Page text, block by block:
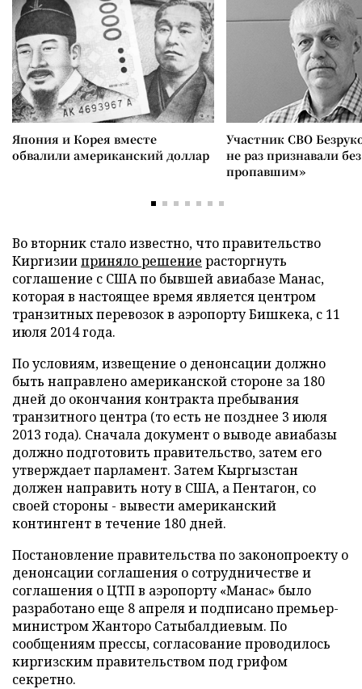
Япония и Корея вместе
обвалили американский доллар
Участник СВО
не раз признавали
пропавшим»
Во вторник стало известно, что правительство
Киргизииприняло решение расторгнуть
соглашение с США по бывшей авиабазе Манас,
которая в настоящее время является центром
транзитных перевозок в аэропорту Бишкека, с 11
июля 2014 года.
По условиям, извещение о денонсации должно
быть направлено американской стороне за 180
дней до окончания контракта пребывания
транзитного центра (то есть не позднее 3 июля
2013 года). Сначала документ о выводе авиабазы
должно подготовить правительство, затем его
утверждает парламент. Затем Кыргызстан
должен направить ноту в США, а Пентагон, со
своей стороны - вывести американский
контингент в течение 180 дней.
Постановление правительства по законопроекту о
денонсации соглашения о сотрудничестве и
соглашения о ЦТП в аэропорту «Манас» было
разработано еще 8 апреля и подписано премьер-
министром Жанторо Сатыбалдиевым. По
сообщениям прессы, согласование проводилось
киргизским правительством под грифом
секретно.